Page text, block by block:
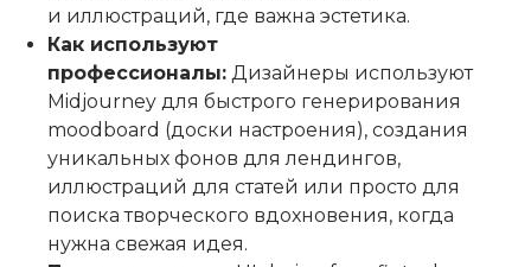
и иллюстраций, где важна эстетика.
Как используют
профессионалы: Дизайнеры используют
Midjourney для быстрого генерирования
moodboard (доски настроения), создания
уникальных фонов для лендингов,
иллюстраций для статей или просто для
поиска творческого вдохновения, когда
нужна свежая идея.